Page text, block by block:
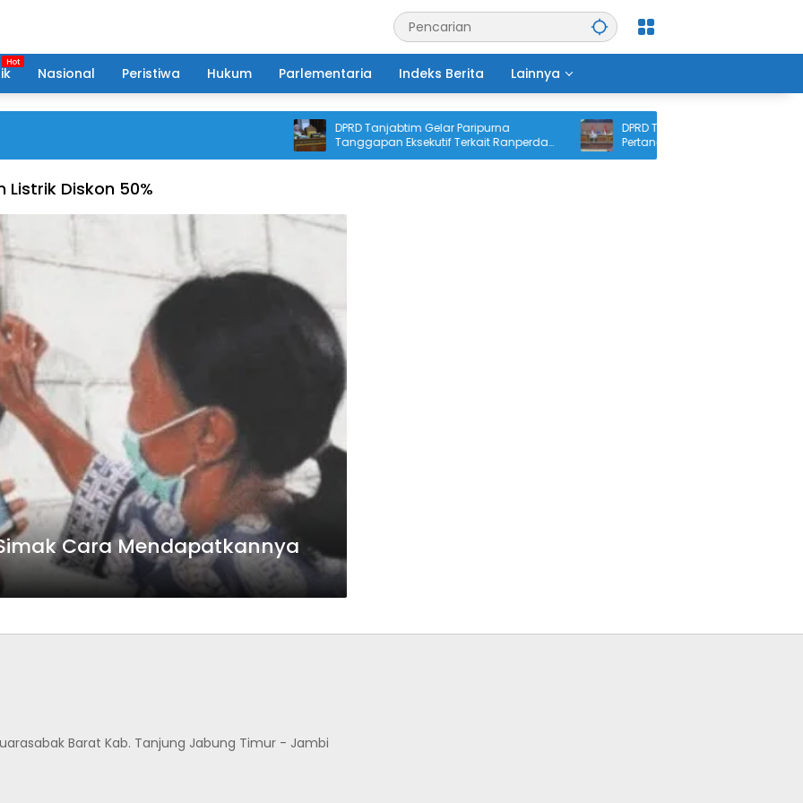
Nasional Peristiwa Hukum Parlementaria Indeks Berita Lainnya
DPRD Tanjabtim Gelar Paripurna
Tanggapan Eksekutif Terkait Ranperda
Pertanggungjawaban APBD 2025
DPRD Tanjabtim Gelar Paripurna
Pertanggungjawaban APBD 2025
Listrik Diskon 50%
Cara Mendapatkannya
Barat Kab. Tanjung Jabung Timur - Jambi